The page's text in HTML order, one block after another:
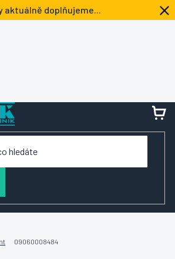
aktuálně doplňujeme...
09060008484